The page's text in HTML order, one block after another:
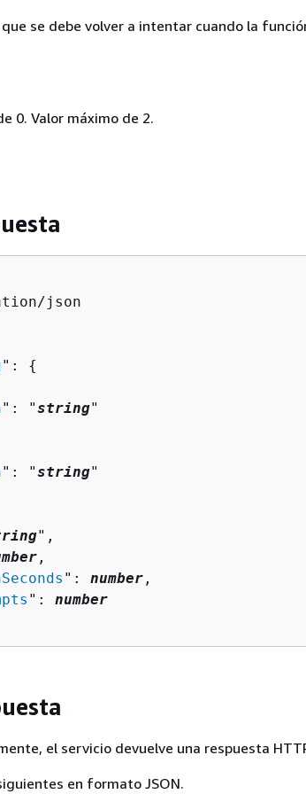
se debe volver a intentar cuando la
0. Valor máximo de 2.
json
": {
": "string"
": "string"
",
,
": number ,
": number
el servicio devuelve una respuesta
en formato JSON.